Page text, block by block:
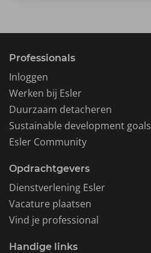
Professionals
Inloggen
Werken bij Esler
Duurzaam detacheren
Sustainable development goals
Esler Community
Opdrachtgevers
Dienstverlening Esler
Vacature plaatsen
Vind je professional
Handige links